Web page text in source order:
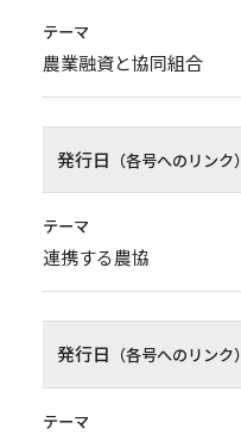
テーマ
農業融資と協同組合
発行日 （各号へのリンク）
テーマ
連携する農協
発行日 （各号へのリンク）
テーマ